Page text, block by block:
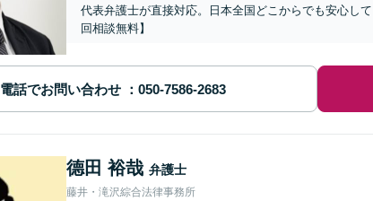
代表弁護士が直接対応。日本全国どこからでも安心し
回相談無料】
電話でお問い合わせ
德田 裕哉 弁護士
藤井・滝沢綜合法律事務所